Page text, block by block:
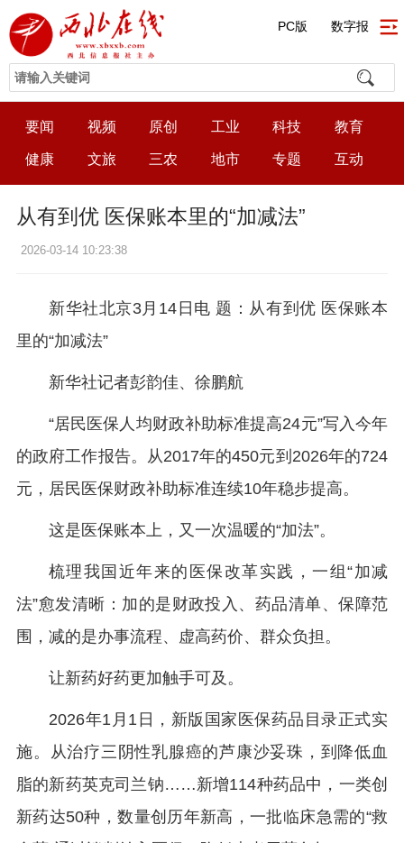
PC版 数字报
要闻 视频 原创 工业 科技 教育
健康 文旅 三农 地市 专题 互动
从有到优 医保账本里的“加减法”
2026-03-14 10:23:38
新华社北京3月14日电 题：从有到优 医保账本
里的“加减法”
新华社记者彭韵佳、徐鹏航
“居民医保人均财政补助标准提高24元”写入今年
的政府工作报告。从2017年的450元到2026年的724
元，居民医保财政补助标准连续10年稳步提高。
这是医保账本上，又一次温暖的“加法”。
梳理我国近年来的医保改革实践，一组“加减
法”愈发清晰：加的是财政投入、药品清单、保障范
围，减的是办事流程、虚高药价、群众负担。
让新药好药更加触手可及。
2026年1月1日，新版国家医保药品目录正式实
施。从治疗三阴性乳腺癌的芦康沙妥珠，到降低血
脂的新药英克司兰钠……新增114种药品中，一类创
新药达50种，数量创历年新高，一批临床急需的“救